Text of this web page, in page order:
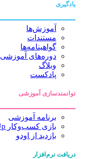
یادگیری
آموزش‌ها
مستندات
گواهینامه‌ها
دوره‌های آموزشی
وبلاگ
پادکست
توانمندسازی آموزشی
برنامه آموزشی
بازی کسب‌وکار Scale Up!
بازدید از اودو
دریافت نرم‌افزار